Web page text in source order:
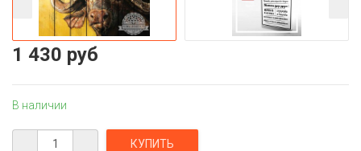
1 430 руб
В наличии